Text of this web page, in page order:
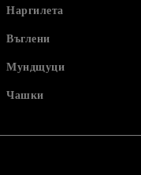
Наргилета
Въглени
Мундщуци
Чашки